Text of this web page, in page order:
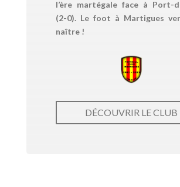
l’ère martégale face à Port-
(2-0). Le foot à Martigues
naître !
DÉCOUVRIR LE CLUB